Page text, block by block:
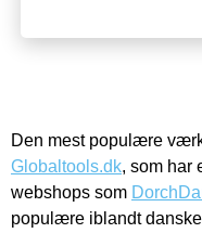
Den mest populære
Globaltools.dk, som har
webshops som
populære iblandt